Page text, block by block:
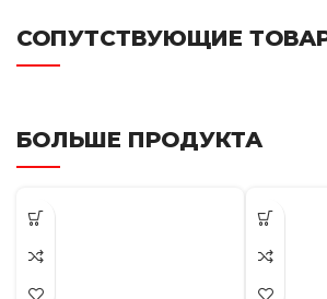
СОПУТСТВУЮЩИЕ
БОЛЬШЕ ПРОДУКТА